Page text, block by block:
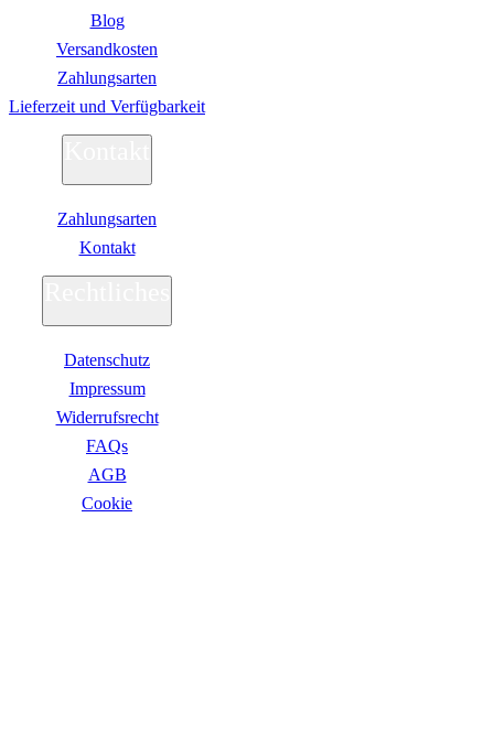
Blog
Versandkosten
Zahlungsarten
Lieferzeit und Verfügbarkeit
Zahlungsarten
Kontakt
Datenschutz
Impressum
Widerrufsrecht
FAQs
AGB
Сookie